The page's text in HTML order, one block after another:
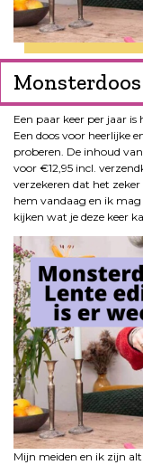
Een paar keer per jaar
Een doos voor heerlijke
proberen. De inhoud
voor €12,95 incl.
verzekeren dat het
hem vandaag en ik mag
kijken wat je deze keer
Mijn meiden en ik zijn